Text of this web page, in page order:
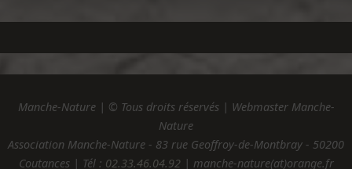
Manche-Nature | © Tous droits réservés | Webmaster Manche-
Nature
Association Manche-Nature - 83 rue Geoffroy-de-Montbray - 50200
Coutances | Tél : 02.33.46.04.92| manche-nature(at)orange.fr